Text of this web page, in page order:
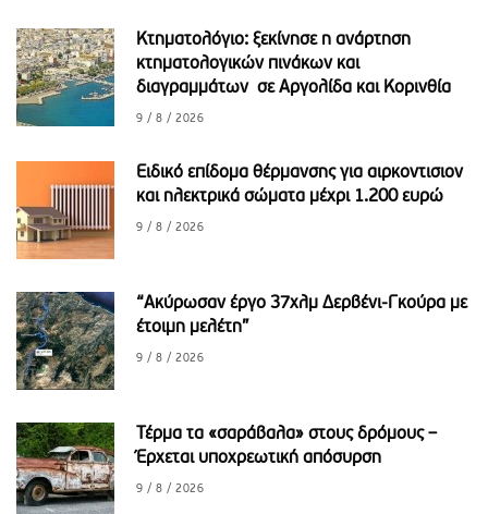
Κτηματολόγιο: ξεκίνησε η ανάρτηση
κτηματολογικών πινάκων και
διαγραμμάτων σε Αργολίδα και Κορινθία
9 / 8 / 2026
Ειδικό επίδομα θέρμανσης για αιρκοντισιον
και ηλεκτρικά σώματα μέχρι 1.200 ευρώ
9 / 8 / 2026
“Ακύρωσαν έργο 37χλμ Δερβένι-Γκούρα με
έτοιμη μελέτη”
9 / 8 / 2026
Τέρμα τα «σαράβαλα» στους δρόμους –
Έρχεται υποχρεωτική απόσυρση
9 / 8 / 2026